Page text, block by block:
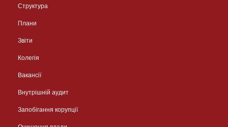
Структура
Плани
Звіти
Колегія
Вакансії
Внутрішній аудит
Запобігання корупції